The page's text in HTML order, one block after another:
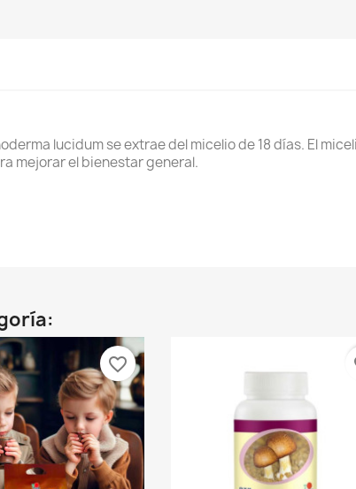
lucidum se extrae del micelio de 18 días. El
mejorar el bienestar general.
favorite_border